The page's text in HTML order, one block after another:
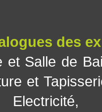
des
et Salle de
et
Electricité